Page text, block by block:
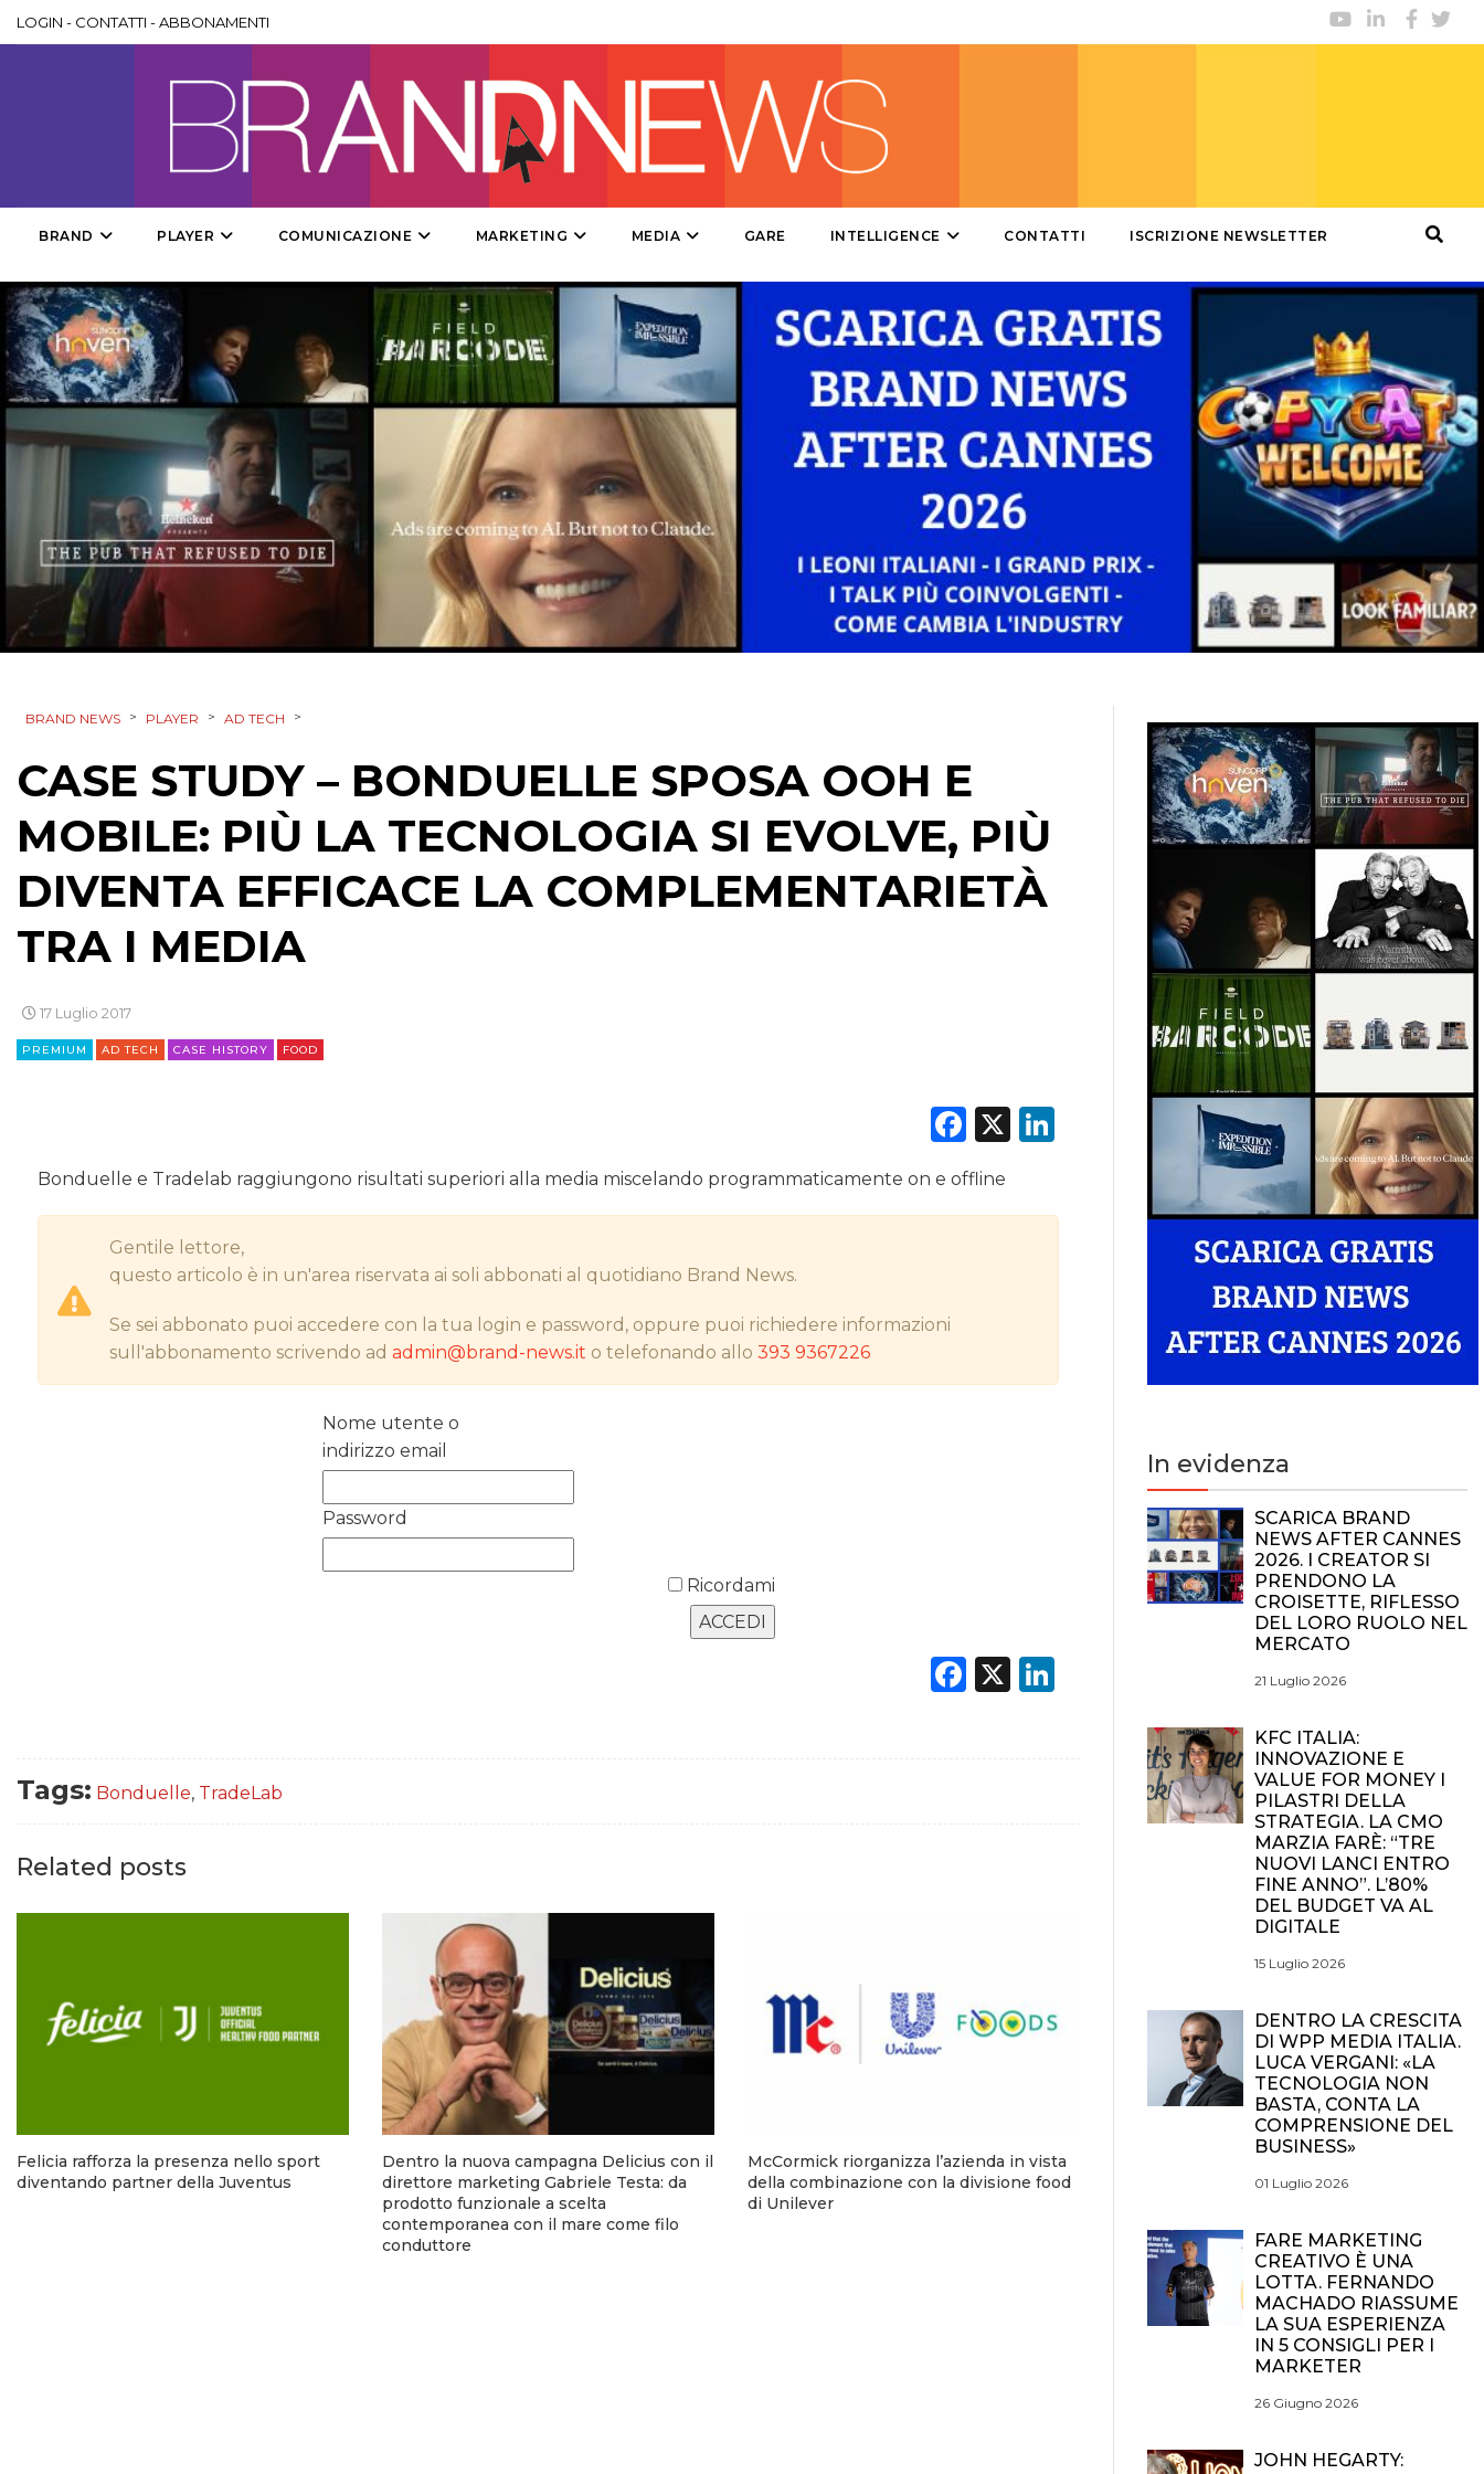
DESIGN
PUNTI VENDITA
CSR
STRATEGIE
CINEMA
CASE HISTORY
LOGIN - CONTATTI -ABBONAMENTI
BRAND PLAYER COMUNICAZIONE MARKETING MEDIA GARE INTELLIGENCE CONTATTI ISCRIZIONE NEWSLETTER
BRAND NEWS > PLAYER > AD TECH >
CASE STUDY – BONDUELLE SPOSA OOH E
MOBILE: PIÙ LA TECNOLOGIA SI EVOLVE, PIÙ
DIVENTA EFFICACE LA COMPLEMENTARIETÀ
TRA I MEDIA
17 Luglio 2017
PREMIUM AD TECH CASE HISTORY FOOD
Facebook
X LinkedIn
Bonduelle e Tradelab raggiungono risultati superiori alla media miscelando programmaticamente on e offline
Gentile lettore,
questo articolo è in un'area riservata ai soli abbonati al quotidiano Brand News.
Se sei abbonato puoi accedere con la tua login e password, oppure puoi richiedere informazioni
sull'abbonamento scrivendo adadmin@brand-news.it o telefonando allo393 9367226
Nome utente o
indirizzo email
Password
Ricordami
Facebook
X LinkedIn
Tags: Bonduelle, TradeLab
Related posts
Felicia rafforza la presenza nello sport
diventando partner della Juventus
Dentro la nuova campagna Delicius con il
direttore marketing Gabriele Testa: da
prodotto funzionale a scelta
contemporanea con il mare come filo
conduttore
McCormick riorganizza l’azienda in vista
della combinazione con la divisione food
di Unilever
In evidenza
SCARICA BRAND
NEWS AFTER CANNES
2026. I CREATOR SI
PRENDONO LA
CROISETTE, RIFLESSO
DEL LORO RUOLO NEL
MERCATO
21 Luglio 2026
KFC ITALIA:
INNOVAZIONE E
VALUE FOR MONEY I
PILASTRI DELLA
STRATEGIA. LA CMO
MARZIA FARÈ: “TRE
NUOVI LANCI ENTRO
FINE ANNO”. L’80%
DEL BUDGET VA AL
DIGITALE
15 Luglio 2026
DENTRO LA CRESCITA
DI WPP MEDIA ITALIA.
LUCA VERGANI: «LA
TECNOLOGIA NON
BASTA, CONTA LA
COMPRENSIONE DEL
BUSINESS»
01 Luglio 2026
FARE MARKETING
CREATIVO È UNA
LOTTA. FERNANDO
MACHADO RIASSUME
LA SUA ESPERIENZA
IN 5 CONSIGLI PER I
MARKETER
26 Giugno 2026
JOHN HEGARTY: